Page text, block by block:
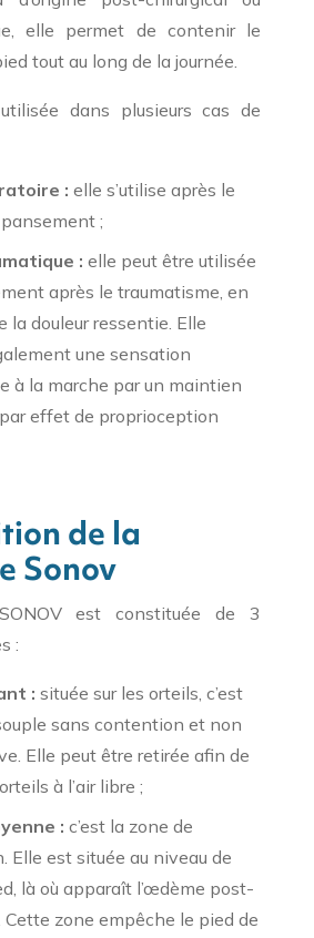
elle permet de contenir le
tout au long de la journée.
dans plusieurs cas de
: elle s’utilise après le
;
: elle peut être utilisée
après le traumatisme, en
la douleur ressentie. Elle
une sensation
à la marche par un maintien
effet de proprioception
de la
Sonov
est constituée de 3
:
: située sur les orteils, c’est
sans contention et non
Elle peut être retirée afin de
à l’air libre ;
: c’est la zone de
Elle est située au niveau de
là où apparaît l’œdème post-
Cette zone empêche le pied de